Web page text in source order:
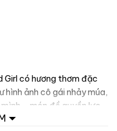
Girl có hương thơm đặc
ảnh cô gái nhảy múa,
– món đồ quyền lực
– “Thật tốt khi